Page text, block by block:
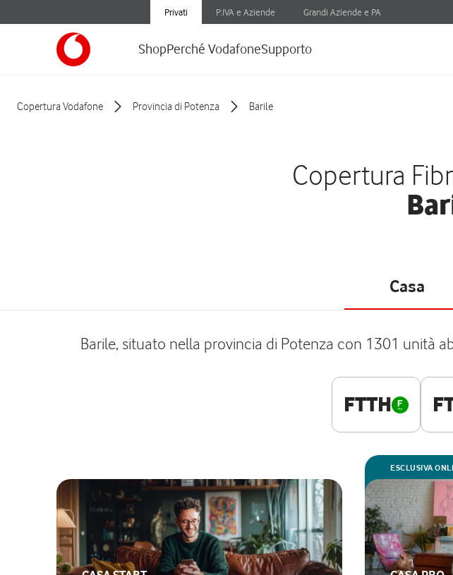
Privati P.IVA e Aziende Grandi Aziende e PA
ShopPerché VodafoneSupporto
Copertura Vodafone Provincia di Potenza Barile
Copertura
Casa
Barile, situato nella provincia di Potenza con 1301 unità
FTTH
ESCLUSIVA